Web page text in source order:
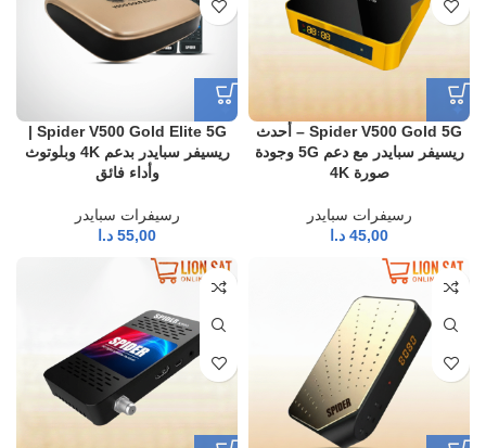
Spider V500 Gold 5G – أحدث
ريسيفر سبايدر مع دعم 5G وجودة
صورة 4K
رسيفرات سبايدر
45,00 د.ا
Spider V500 Gold Elite 5G |
ريسيفر سبايدر بدعم 4K وبلوتوث
وأداء فائق
رسيفرات سبايدر
55,00 د.ا